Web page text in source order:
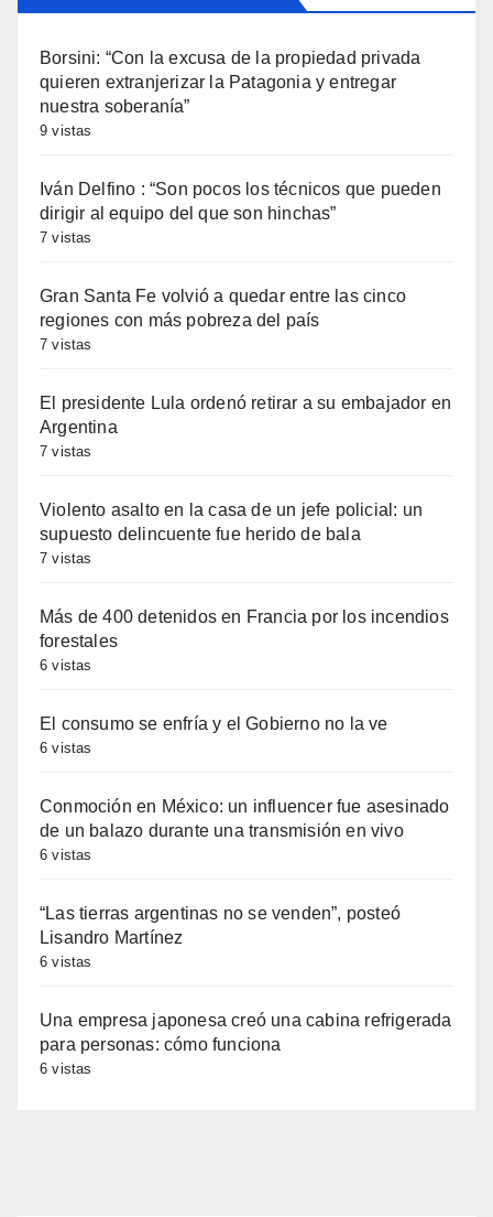
Borsini: “Con la excusa de la propiedad privada
quieren extranjerizar la Patagonia y entregar
nuestra soberanía”
9 vistas
Iván Delfino : “Son pocos los técnicos que pueden
dirigir al equipo del que son hinchas”
7 vistas
Gran Santa Fe volvió a quedar entre las cinco
regiones con más pobreza del país
7 vistas
El presidente Lula ordenó retirar a su embajador en
Argentina
7 vistas
Violento asalto en la casa de un jefe policial: un
supuesto delincuente fue herido de bala
7 vistas
Más de 400 detenidos en Francia por los incendios
forestales
6 vistas
El consumo se enfría y el Gobierno no la ve
6 vistas
Conmoción en México: un influencer fue asesinado
de un balazo durante una transmisión en vivo
6 vistas
“Las tierras argentinas no se venden”, posteó
Lisandro Martínez
6 vistas
Una empresa japonesa creó una cabina refrigerada
para personas: cómo funciona
6 vistas